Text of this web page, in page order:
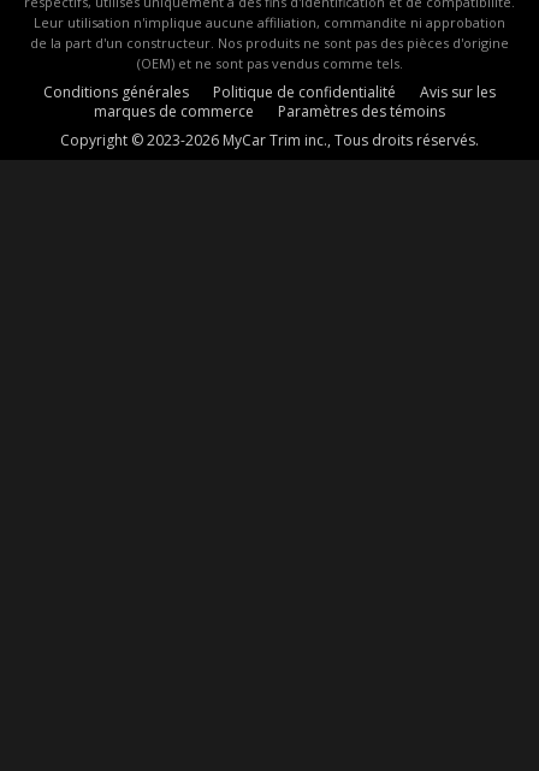
Leur utilisation n'implique aucune affiliation, commandite ni approbation
de la part d'un constructeur. Nos produits ne sont pas des pièces d'origine
(OEM) et ne sont pas vendus comme tels.
Conditions générales Politique de confidentialité
Avis sur les
marques de commerce
Paramètres des témoins
Copyright © 2023-2026 MyCar Trim inc., Tous droits réservés.